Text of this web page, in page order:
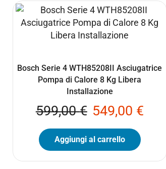
Bosch Serie 4 WTH85208II Asciugatrice
Pompa di Calore 8 Kg Libera
Installazione
599,00€ 549,00 €
Aggiungi al carrello